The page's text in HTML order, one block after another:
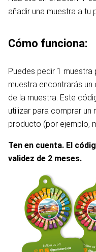
añadir una muestra a tu
Cómo funciona:
Puedes pedir 1
muestra encontrarás
de la muestra. Este
utilizar para comprar un
producto (por ejemplo,
Ten en cuenta. El
validez de 2 meses.